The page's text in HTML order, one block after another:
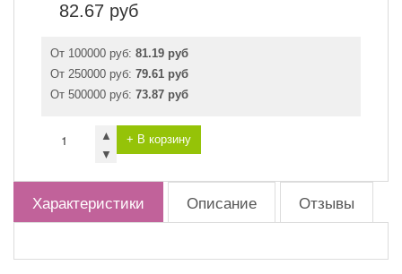
82.67 руб
От 100000 руб: 81.19 руб
От 250000 руб: 79.61 руб
От 500000 руб: 73.87 руб
▲
▼
+ В корзину
Характеристики Описание Отзывы